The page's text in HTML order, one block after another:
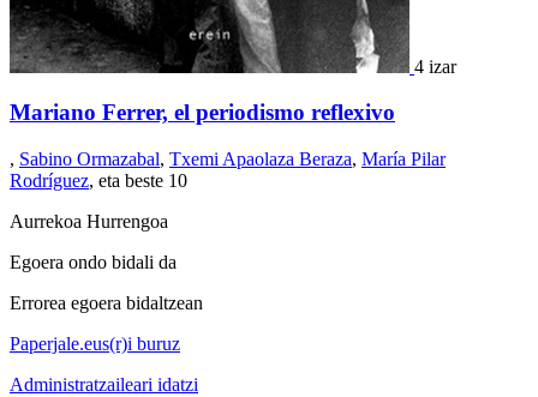
4 izar
Mariano Ferrer, el periodismo reflexivo
, Sabino Ormazabal, Txemi Apaolaza Beraza, María Pilar
Rodríguez, eta beste 10
Aurrekoa Hurrengoa
Egoera ondo bidali da
Errorea egoera bidaltzean
Paperjale.eus(r)i buruz
Administratzaileari idatzi